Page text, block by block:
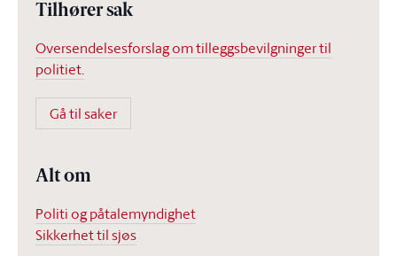
Tilhører sak
Oversendelsesforslag om tilleggsbevilgninger til
politiet.
Gå til saker
Alt om
Politi og påtalemyndighet
Sikkerhet til sjøs